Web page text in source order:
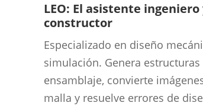
LEO: El asistente ingeniero
constructor
Especializado en diseño
simulación. Genera estructuras
ensamblaje, convierte
malla y resuelve errores de